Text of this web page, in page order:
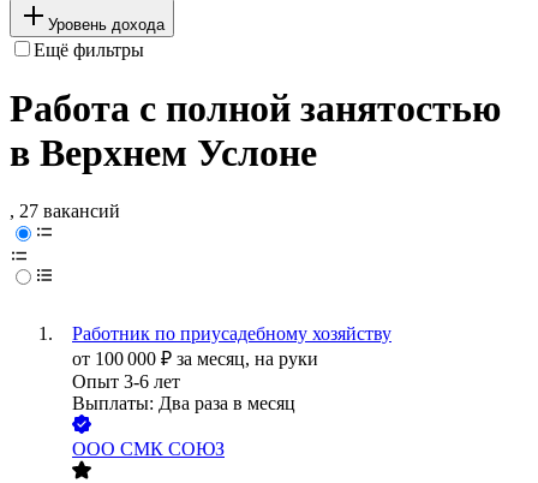
Уровень дохода
Ещё фильтры
Работа с полной занятостью
в Верхнем Услоне
, 27 вакансий
Работник по приусадебному хозяйству
от 100 000 ₽ за месяц, на руки
Опыт 3-6 лет
Выплаты: Два раза в месяц
ООО СМК СОЮЗ